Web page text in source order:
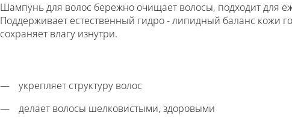
Шампунь для волос бережно очищает волосы, подходит для
Поддерживает естественный гидро - липидный баланс кожи
сохраняет влагу изнутри.
укрепляет структуру волос
делает волосы шелковистыми, здоровыми